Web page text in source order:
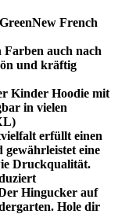
New French
Farben auch nach
und kräftig
Kinder Hoodie mit
in vielen
erfüllt einen
eine
Druckqualität.
Hingucker auf
Hole dir